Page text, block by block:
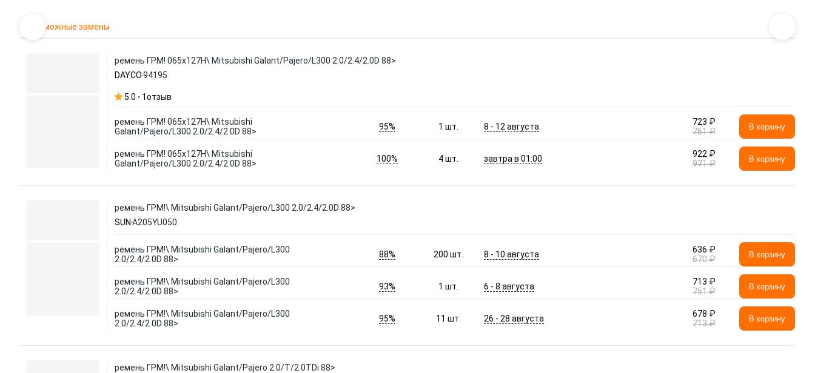
Возможные замены
ремень ГРМ! 065x127H\ Mitsubishi Galant/Pajero/L300 2.0/2.4/2.0D 88>
DAYCO94195
5.0 1отзыв
ремень ГРМ! 065x127H\ Mitsubishi
Galant/Pajero/L300 2.0/2.4/2.0D 88>
95% 1шт. 8 - 12 августа
723 ₽
761 ₽
В корзину
ремень ГРМ! 065x127H\ Mitsubishi
Galant/Pajero/L300 2.0/2.4/2.0D 88>
100% 4шт. завтра в 01:00
922 ₽
971 ₽
В корзину
ремень ГРМ!\ Mitsubishi Galant/Pajero/L300 2.0/2.4/2.0D 88>
SUN A205YU050
ремень ГРМ!\ Mitsubishi Galant/Pajero/L300
2.0/2.4/2.0D 88>
88% 200шт. 8 - 10 августа
636 ₽
670 ₽
В корзину
ремень ГРМ!\ Mitsubishi Galant/Pajero/L300
2.0/2.4/2.0D 88>
93% 1шт. 6 - 8 августа
713 ₽
751 ₽
В корзину
ремень ГРМ!\ Mitsubishi Galant/Pajero/L300
2.0/2.4/2.0D 88>
95% 11шт. 26 - 28 августа
678 ₽
713 ₽
В корзину
ремень ГРМ!\ Mitsubishi Galant/Pajero 2.0/T/2.0TDi 88>